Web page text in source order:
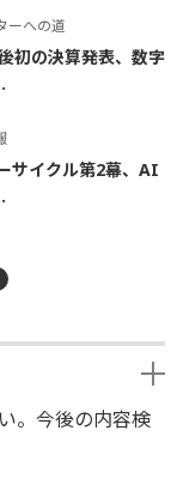
ーへの道
初の決算発表、数字
サイクル第2幕、AI
。今後の内容検